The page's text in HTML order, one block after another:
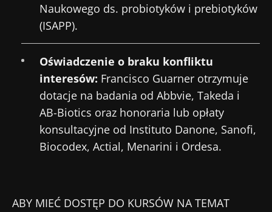
Naukowego ds. probiotyków i prebiotyków
(ISAPP).
Oświadczenie o braku konfliktu
interesów: Francisco Guarner otrzymuje
dotacje na badania od Abbvie, Takeda i
AB-Biotics oraz honoraria lub opłaty
konsultacyjne od Instituto Danone, Sanofi,
Biocodex, Actial, Menarini i Ordesa.
ABY MIEĆ DOSTĘP DO KURSÓW NA TEMAT